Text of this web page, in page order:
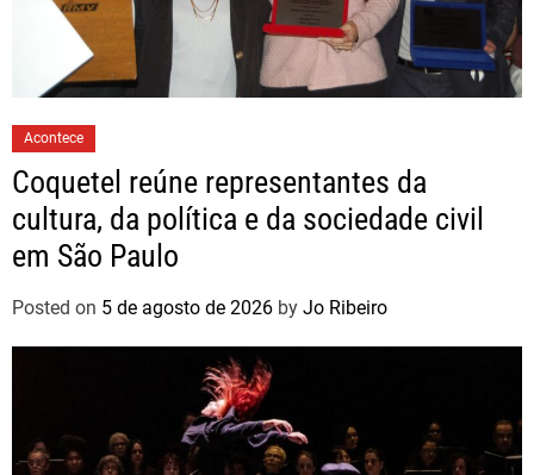
Acontece
Coquetel reúne representantes da
cultura, da política e da sociedade civil
em São Paulo
Posted on 5 de agosto de 2026 by Jo Ribeiro